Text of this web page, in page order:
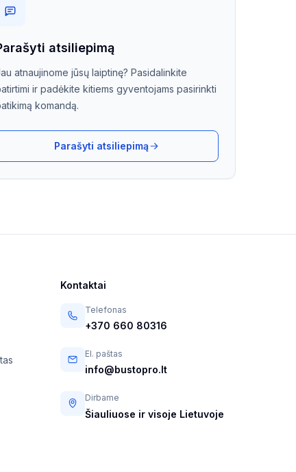
atsiliepimą
atnaujinome jūsų laiptinę? Pasidalinkite
ir padėkite kitiems gyventojams pasirinkti
komandą.
Parašyti atsiliepimą
Kontaktai
Telefonas
+370 660 80316
El. paštas
info@bustopro.lt
Dirbame
Šiauliuose ir visoje Lietuvoje